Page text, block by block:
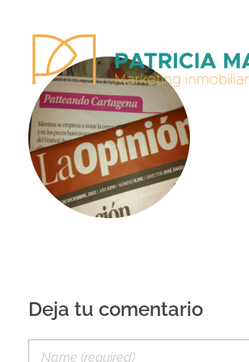
Patricia Magro - Comunicación y marketing inmobiliario
Aunque nunca me callo, guardo un par de secretos
Deja tu comentario